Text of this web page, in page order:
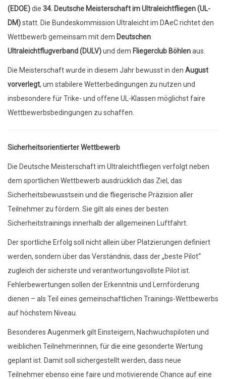
(EDOE)die 34. Deutsche Meisterschaft im Ultraleichtfliegen (UL-
DM)statt. Die Bundeskommission Ultraleicht im DAeC richtet den
Wettbewerb gemeinsam mit dem Deutschen
Ultraleichtflugverband (DULV)und dem Fliegerclub Böhlenaus.
Die Meisterschaft wurde in diesem Jahr bewusst in den August
vorverlegt, um stabilere Wetterbedingungen zu nutzen und
insbesondere für Trike- und offene UL-Klassen möglichst faire
Wettbewerbsbedingungen zu schaffen.
Sicherheitsorientierter Wettbewerb
Die Deutsche Meisterschaft im Ultraleichtfliegen verfolgt neben
dem sportlichen Wettbewerb ausdrücklich das Ziel, das
Sicherheitsbewusstsein und die fliegerische Präzision aller
Teilnehmer zu fördern. Sie gilt als eines der besten
Sicherheitstrainings innerhalb der allgemeinen Luftfahrt.
Der sportliche Erfolg soll nicht allein über Platzierungen definiert
werden, sondern über das Verständnis, dass der „beste Pilot“
zugleich der sicherste und verantwortungsvollste Pilot ist.
Fehlerbewertungen sollen der Erkenntnis und Lernförderung
dienen – als Teil eines gemeinschaftlichen Trainings-Wettbewerbs
auf höchstem Niveau.
Besonderes Augenmerk gilt Einsteigern, Nachwuchspiloten und
weiblichen Teilnehmerinnen, für die eine gesonderte Wertung
geplant ist. Damit soll sichergestellt werden, dass neue
Teilnehmer ebenso eine faire und motivierende Chance auf eine